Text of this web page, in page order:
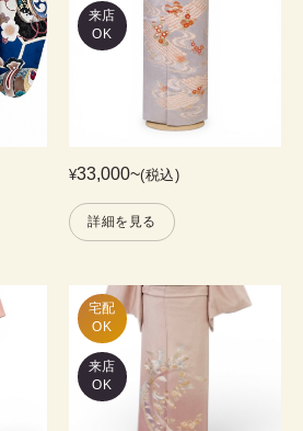
来店
OK
¥33,000~(税込)
詳細を見る
宅配
OK
来店
OK